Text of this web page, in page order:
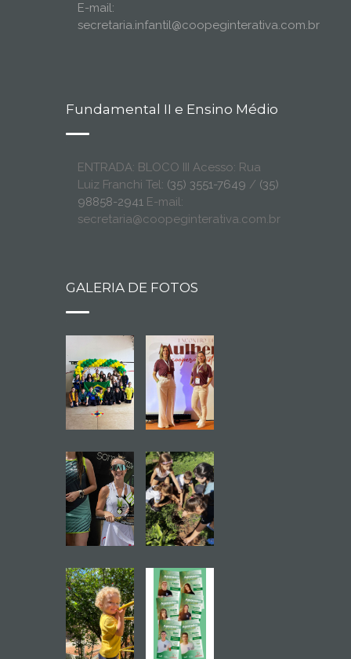
E-mail:
secretaria.infantil@coopeginterativa.com.br
Fundamental II e Ensino Médio
ENTRADA: BLOCO III Acesso: Rua
Luiz Franchi Tel: (35) 3551-7649 / (35)
98858-2941 E-mail:
secretaria@coopeginterativa.com.br
GALERIA DE FOTOS